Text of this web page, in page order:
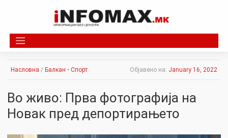
Насловна / Балкан • Спорт Објавено на: January 16, 2022
Во живо: Прва фотографија на
Новак пред депортирањето